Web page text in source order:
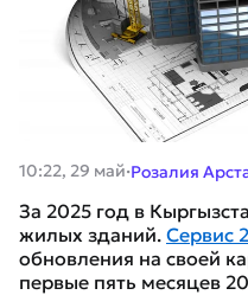
10:22, 29 май·Розалия
За 2025 год в
жилых зданий. Сервис
обновления на своей
первые пять месяцев